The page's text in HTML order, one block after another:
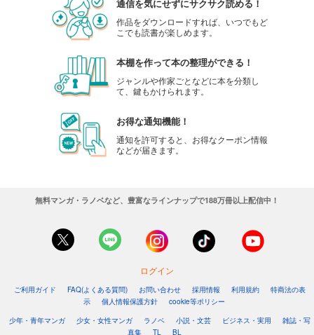
通信を気にせずにサクサク読める！
作品をダウンロードすれば、いつでもど
こでも読書が楽しめます。
本棚を作って本の整理ができる！
ジャンルや作家ごとなどに本を分類し
て、鍵もかけられます。
お得な通知機能！
通知を許可すると、お得なクーポン情報
などが届きます。
無料マンガ・ラノベなど、豊富なラインナップで188万冊以上配信中！
ログイン
ご利用ガイド FAQ(よくある質問) お問い合わせ 採用情報 利用規約
特商法の表
示
個人情報保護方針
cookie等ポリシー
少年・青年マンガ
少女・女性マンガ ラノベ 小説・文芸 ビジネス・実用
雑誌・写
真集
TL BL